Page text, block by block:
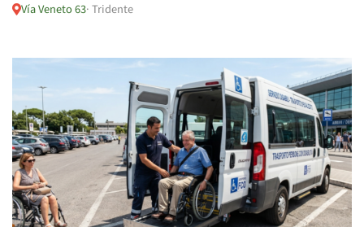
Vía Veneto 63· Tridente